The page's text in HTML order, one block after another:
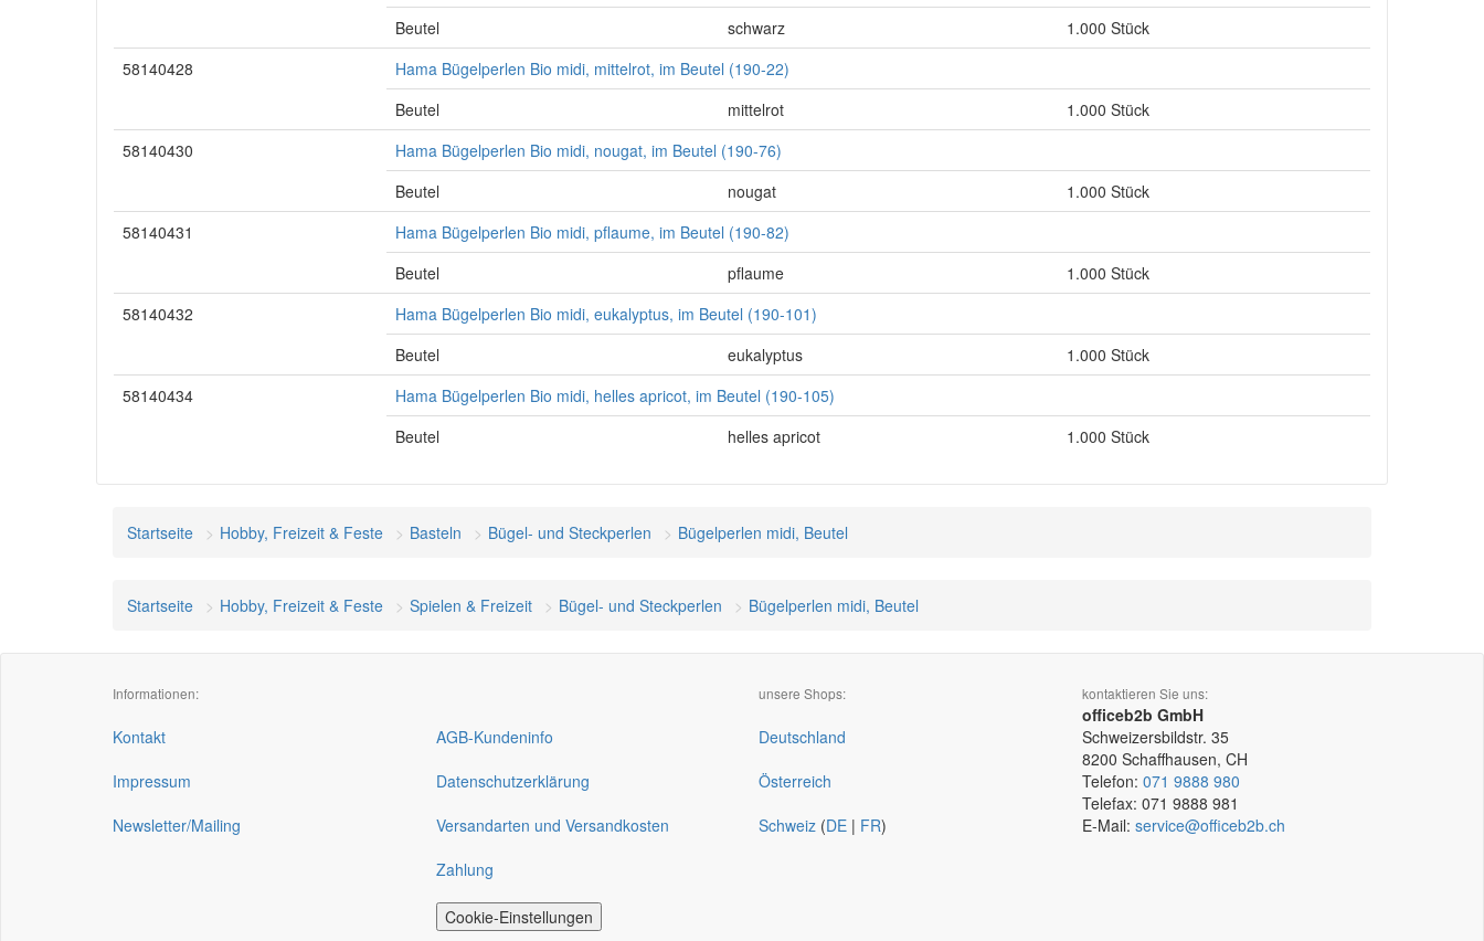
Beutel
schwarz
1.000 Stück
58140428
Hama Bügelperlen Bio midi, mittelrot, im Beutel (190-22)
Beutel
mittelrot
1.000 Stück
58140430
Hama Bügelperlen Bio midi, nougat, im Beutel (190-76)
Beutel
nougat
1.000 Stück
58140431
Hama Bügelperlen Bio midi, pflaume, im Beutel (190-82)
Beutel
pflaume
1.000 Stück
58140432
Hama Bügelperlen Bio midi, eukalyptus, im Beutel (190-101)
Beutel
eukalyptus
1.000 Stück
58140434
Hama Bügelperlen Bio midi, helles apricot, im Beutel (190-105)
Beutel
helles apricot 1.000 Stück
Startseite Hobby, Freizeit & Feste Basteln Bügel- und Steckperlen Bügelperlen midi, Beutel
Startseite Hobby, Freizeit & Feste Spielen & Freizeit Bügel- und Steckperlen Bügelperlen midi, Beutel
Informationen:
Kontakt
Impressum
Newsletter/Mailing
AGB-Kundeninfo
Datenschutzerklärung
Versandarten und Versandkosten
Zahlung
Cookie-Einstellungen
unsere Shops:
Deutschland
Österreich
Schweiz (DE | FR)
kontaktieren Sie uns:
officeb2b GmbH
Schweizersbildstr. 35
8200 Schaffhausen, CH
Telefon: 071 9888 980
Telefax: 071 9888 981
E-Mail: service@officeb2b.ch